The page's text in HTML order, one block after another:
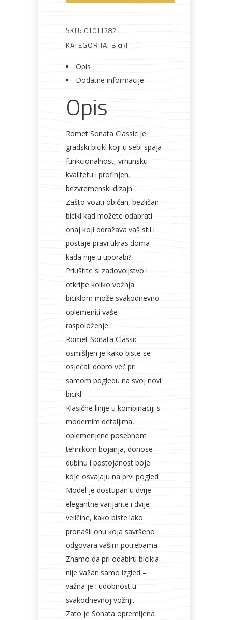
Boje i Građevinski
Metalna
SKU: 01011282
KATEGORIJA: Bicikli
Opis
Dodatne informacije
Opis
Romet Sonata Classic je
gradski bicikl koji u sebi spaja
funkcionalnost, vrhunsku
kvalitetu i profinjen,
bezvremenski dizajn.
Zašto voziti običan, bezličan
bicikl kad možete odabrati
onaj koji odražava vaš stil i
postaje pravi ukras doma
kada nije u uporabi?
Priuštite si zadovoljstvo i
otkrijte koliko vožnja
biciklom može svakodnevno
oplemeniti vaše
raspoloženje.
Romet Sonata Classic
osmišljen je kako biste se
osjećali dobro već pri
samom pogledu na svoj novi
bicikl.
Klasične linije u kombinaciji s
modernim detaljima,
oplemenjene posebnom
tehnikom bojanja, donose
dubinu i postojanost boje
koje osvajaju na prvi pogled.
Model je dostupan u dvije
elegantne varijante i dvije
veličine, kako biste lako
pronašli onu koja savršeno
odgovara vašim potrebama.
Znamo da pri odabiru bicikla
nije važan samo izgled –
važna je i udobnost u
svakodnevnoj vožnji.
Zato je Sonata opremljena